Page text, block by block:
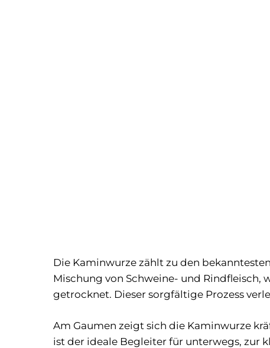
Die Kaminwurze zählt zu den
Mischung von Schweine- und
getrocknet. Dieser sorgfältige Prozess
Am Gaumen zeigt sich die Kaminwurze
ist der ideale Begleiter für unterwegs, zur